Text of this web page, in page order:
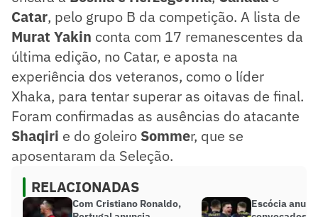
Catar, pelo grupo B da competição. A lista de
Murat Yakin conta com 17 remanescentes da
última edição, no Catar, e aposta na
experiência dos veteranos, como o líder
Xhaka, para tentar superar as oitavas de final.
Foram confirmadas as ausências do atacante
Shaqiri e do goleiro Sommer, que se
aposentaram da Seleção.
RELACIONADAS
Com Cristiano Ronaldo,
Escócia